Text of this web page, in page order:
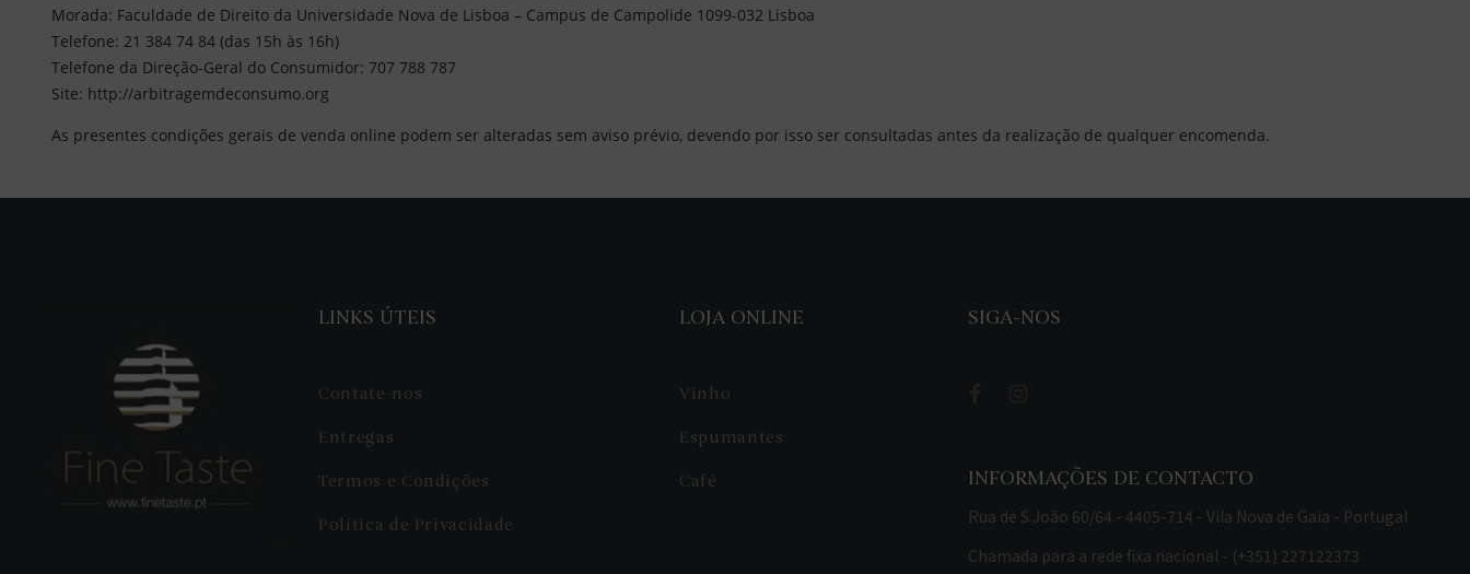
Morada: Faculdade de Direito da Universidade Nova de Lisboa – Campus de Campolide 1099-032 Lisboa
Telefone: 21 384 74 84 (das 15h às 16h)
Telefone da Direção-Geral do Consumidor: 707 788 787
Site: http://arbitragemdeconsumo.org
As presentes condições gerais de venda online podem ser alteradas sem aviso prévio, devendo por isso ser consultadas antes da realização de qualquer encomenda.
LINKS ÚTEIS
Contate-nos
Entregas
Termos e Condições
Política de Privacidade
LOJA ONLINE
Vinho
Espumantes
Café
SIGA-NOS
INFORMAÇÕES DE CONTACTO
Rua de S.João 60/64 - 4405-714 - Vila Nova de Gaia - Portugal
Chamada para a rede fixa nacional - (+351) 227122373